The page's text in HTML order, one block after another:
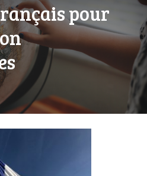
pour